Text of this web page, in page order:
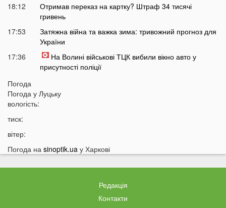
18:12
Отримав переказ на картку? Штраф 34 тисячі
гривень
17:53
Затяжна війна та важка зима: тривожний прогноз для
України
17:36
На Волині військові ТЦК вибили вікно авто у
присутності поліції
17:11
ножем: чим усе закінчилося
16:38
16:10
15:51
ПриватБанк списує з карток українців по 200 гривень:
у чому причина
собаку з відділення у аномальну спеку
Помер чоловік відомої української акторки
Погода
Погода у Луцьку
вологість:
тиск:
вітер:
Погода на sinoptik.ua у Харкові
Редакція
Контакти